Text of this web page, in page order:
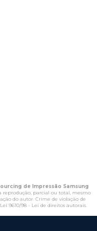
de Impressão Samsung
reprodução, parcial ou total, mesmo
do autor. Crime de violação de
Lei 9610/98 - Lei de direitos autorais.